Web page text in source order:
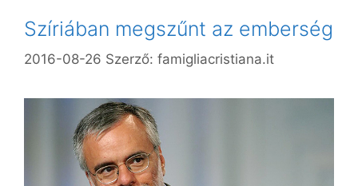
Szíriában megszűnt az emberség
2016-08-26 Szerző: famigliacristiana.it